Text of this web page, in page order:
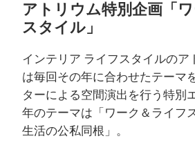
アトリウム特別企画「
スタイル」
インテリア ライフスタイルのア
は毎回その年に合わせたテーマ
ターによる空間演出を行う特別
年のテーマは「ワーク＆ライ
生活の公私同根」。